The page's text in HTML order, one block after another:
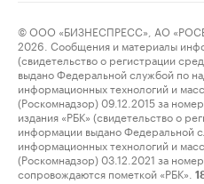
© ООО «БИЗНЕСПРЕСС», АО
2026. Сообщения и материалы
(свидетельство о регистрации
выдано Федеральной службой по
информационных технологий и
(Роскомнадзор) 09.12.2015 за
издания «РБК» (свидетельство о
информации выдано Федеральной
информационных технологий и
(Роскомнадзор) 03.12.2021 за
сопровождаются пометкой «РБК».